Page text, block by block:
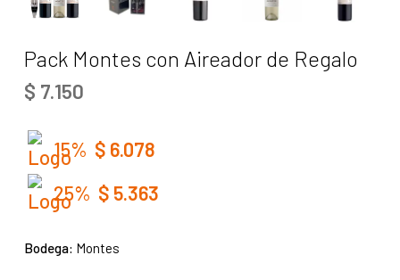
Pack Montes con Aireador de Regalo
$ 7.150
15% $ 6.078
25% $ 5.363
Bodega: Montes